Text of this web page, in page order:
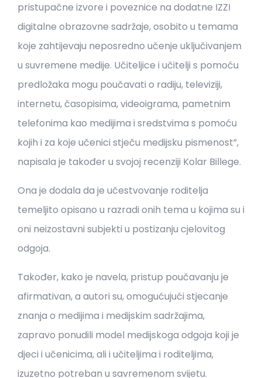
pristupačne izvore i poveznice na dodatne IZZI
digitalne obrazovne sadržaje, osobito u temama
koje zahtijevaju neposredno učenje uključivanjem
u suvremene medije. Učiteljice i učitelji s pomoću
predložaka mogu poučavati o radiju, televiziji,
internetu, časopisima, videoigrama, pametnim
telefonima kao medijima i sredstvima s pomoću
kojih i za koje učenici stječu medijsku pismenost”,
napisala je također u svojoj recenziji Kolar Billege.
Ona je dodala da je učestvovanje roditelja
temeljito opisano u razradi onih tema u kojima su i
oni neizostavni subjekti u postizanju cjelovitog
odgoja.
Također, kako je navela, pristup poučavanju je
afirmativan, a autori su, omogućujući stjecanje
znanja o medijima i medijskim sadržajima,
zapravo ponudili model medijskoga odgoja koji je
djeci i učenicima, ali i učiteljima i roditeljima,
izuzetno potreban u savremenom svijetu.